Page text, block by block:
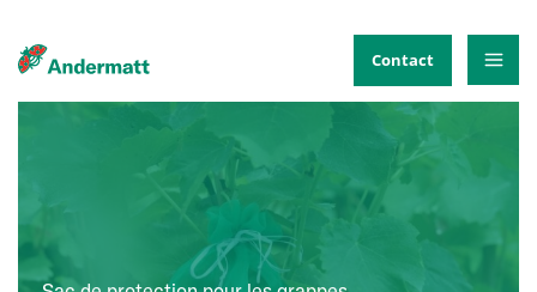
au
Contact